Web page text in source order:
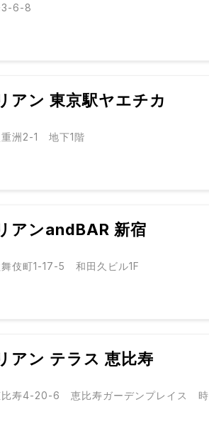
3-6-8
アン 東京駅ヤエチカ
重洲2-1 地下1階
アンandBAR 新宿
伎町1-17-5 和田久ビル1F
アン テラス 恵比寿
比寿4-20-6 恵比寿ガーデンプレイス 時